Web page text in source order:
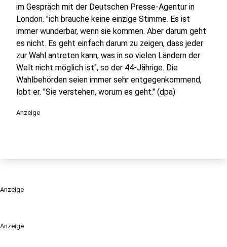
Anzeige
im Gespräch mit der Deutschen Presse-Agentur in
London. "ich brauche keine einzige Stimme. Es ist
immer wunderbar, wenn sie kommen. Aber darum geht
es nicht. Es geht einfach darum zu zeigen, dass jeder
zur Wahl antreten kann, was in so vielen Ländern der
Welt nicht möglich ist", so der 44-Jährige. Die
Wahlbehörden seien immer sehr entgegenkommend,
lobt er. "Sie verstehen, worum es geht." (dpa)
Anzeige
Anzeige